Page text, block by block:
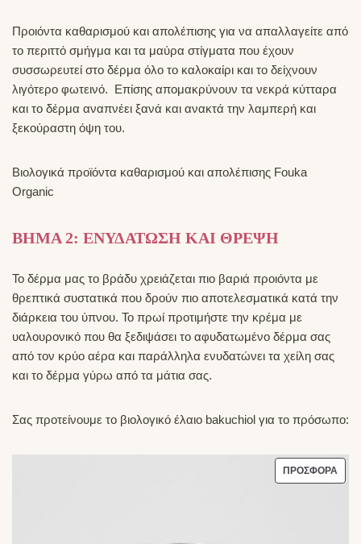
Προιόντα καθαρισμού και απολέπισης για να απαλλαγείτε από
το περιττό σμήγμα και τα μαύρα στίγματα που έχουν
συσσωρευτεί στο δέρμα όλο το καλοκαίρι και το δείχνουν
λιγότερο φωτεινό. Επίσης απομακρύνουν τα νεκρά κύτταρα
και το δέρμα αναπνέει ξανά και ανακτά την λαμπερή και
ξεκούραστη όψη του.
Βιολογικά προϊόντα καθαρισμού και απολέπισης Fouka
Organic
ΒΗΜΑ 2: ΕΝΥΔΑΤΩΣΗ ΚΑΙ ΘΡΕΨΗ
Το δέρμα μας το βράδυ χρειάζεται πιο βαριά προιόντα με
θρεπτικά συστατικά που δρούν πιο αποτελεσματικά κατά την
διάρκεια του ύπνου. To πρωί προτιμήστε την κρέμα με
υαλουρονικό που θα ξεδιψάσει το αφυδατωμένο δέρμα σας
από τον κρύο αέρα και παράλληλα ενυδατώνει τα χείλη σας
και το δέρμα γύρω από τα μάτια σας.
Σας προτείνουμε το βιολογικό έλαιο bakuchiol για το πρόσωπο:
ΠΡΟΣΦΟΡΆ